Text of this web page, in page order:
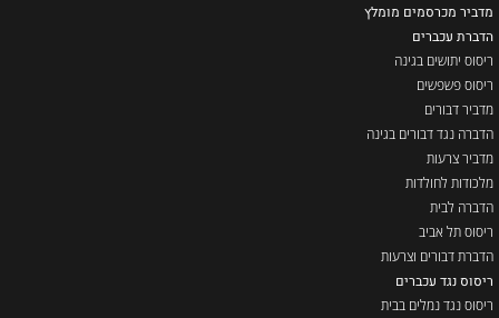
מדביר מכרסמים מומלץ
הדברת עכברים
ריסוס יתושים בגינה
ריסוס פשפשים
מדביר דבורים
הדברה נגד דבורים בגינה
מדביר צרעות
מלכודות לחולדות
הדברה לבית
ריסוס תל אביב
הדברת דבורים וצרעות
ריסוס נגד עכברים
ריסוס נגד נמלים בבית